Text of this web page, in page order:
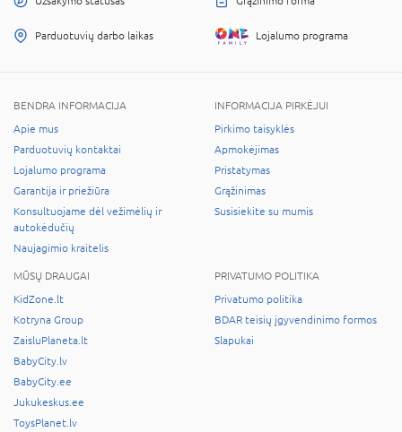
Parduotuvių darbo laikas Lojalumo programa
BENDRA INFORMACIJA
Apie mus
Parduotuvių kontaktai
Lojalumo programa
Garantija ir priežiūra
Konsultuojame dėl vežimėlių ir
autokėdučių
Naujagimio kraitelis
INFORMACIJA PIRKĖJUI
Pirkimo taisyklės
Apmokėjimas
Pristatymas
Grąžinimas
Susisiekite su mumis
MŪSŲ DRAUGAI
KidZone.lt
Kotryna Group
ZaisluPlaneta.lt
BabyCity.lv
BabyCity.ee
Jukukeskus.ee
ToysPlanet.lv
PRIVATUMO POLITIKA
Privatumo politika
BDAR teisių įgyvendinimo formos
Slapukai